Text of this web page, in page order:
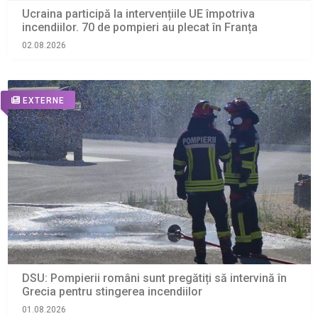
Ucraina participă la intervențiile UE împotriva
incendiilor. 70 de pompieri au plecat în Franța
02.08.2026
EXTERNE
DSU: Pompierii români sunt pregătiți să intervină în
Grecia pentru stingerea incendiilor
01.08.2026